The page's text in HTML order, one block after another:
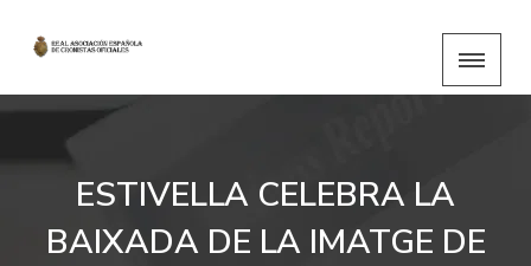
ESTIVELLA CELEBRA LA
BAIXADA DE LA IMATGE DE